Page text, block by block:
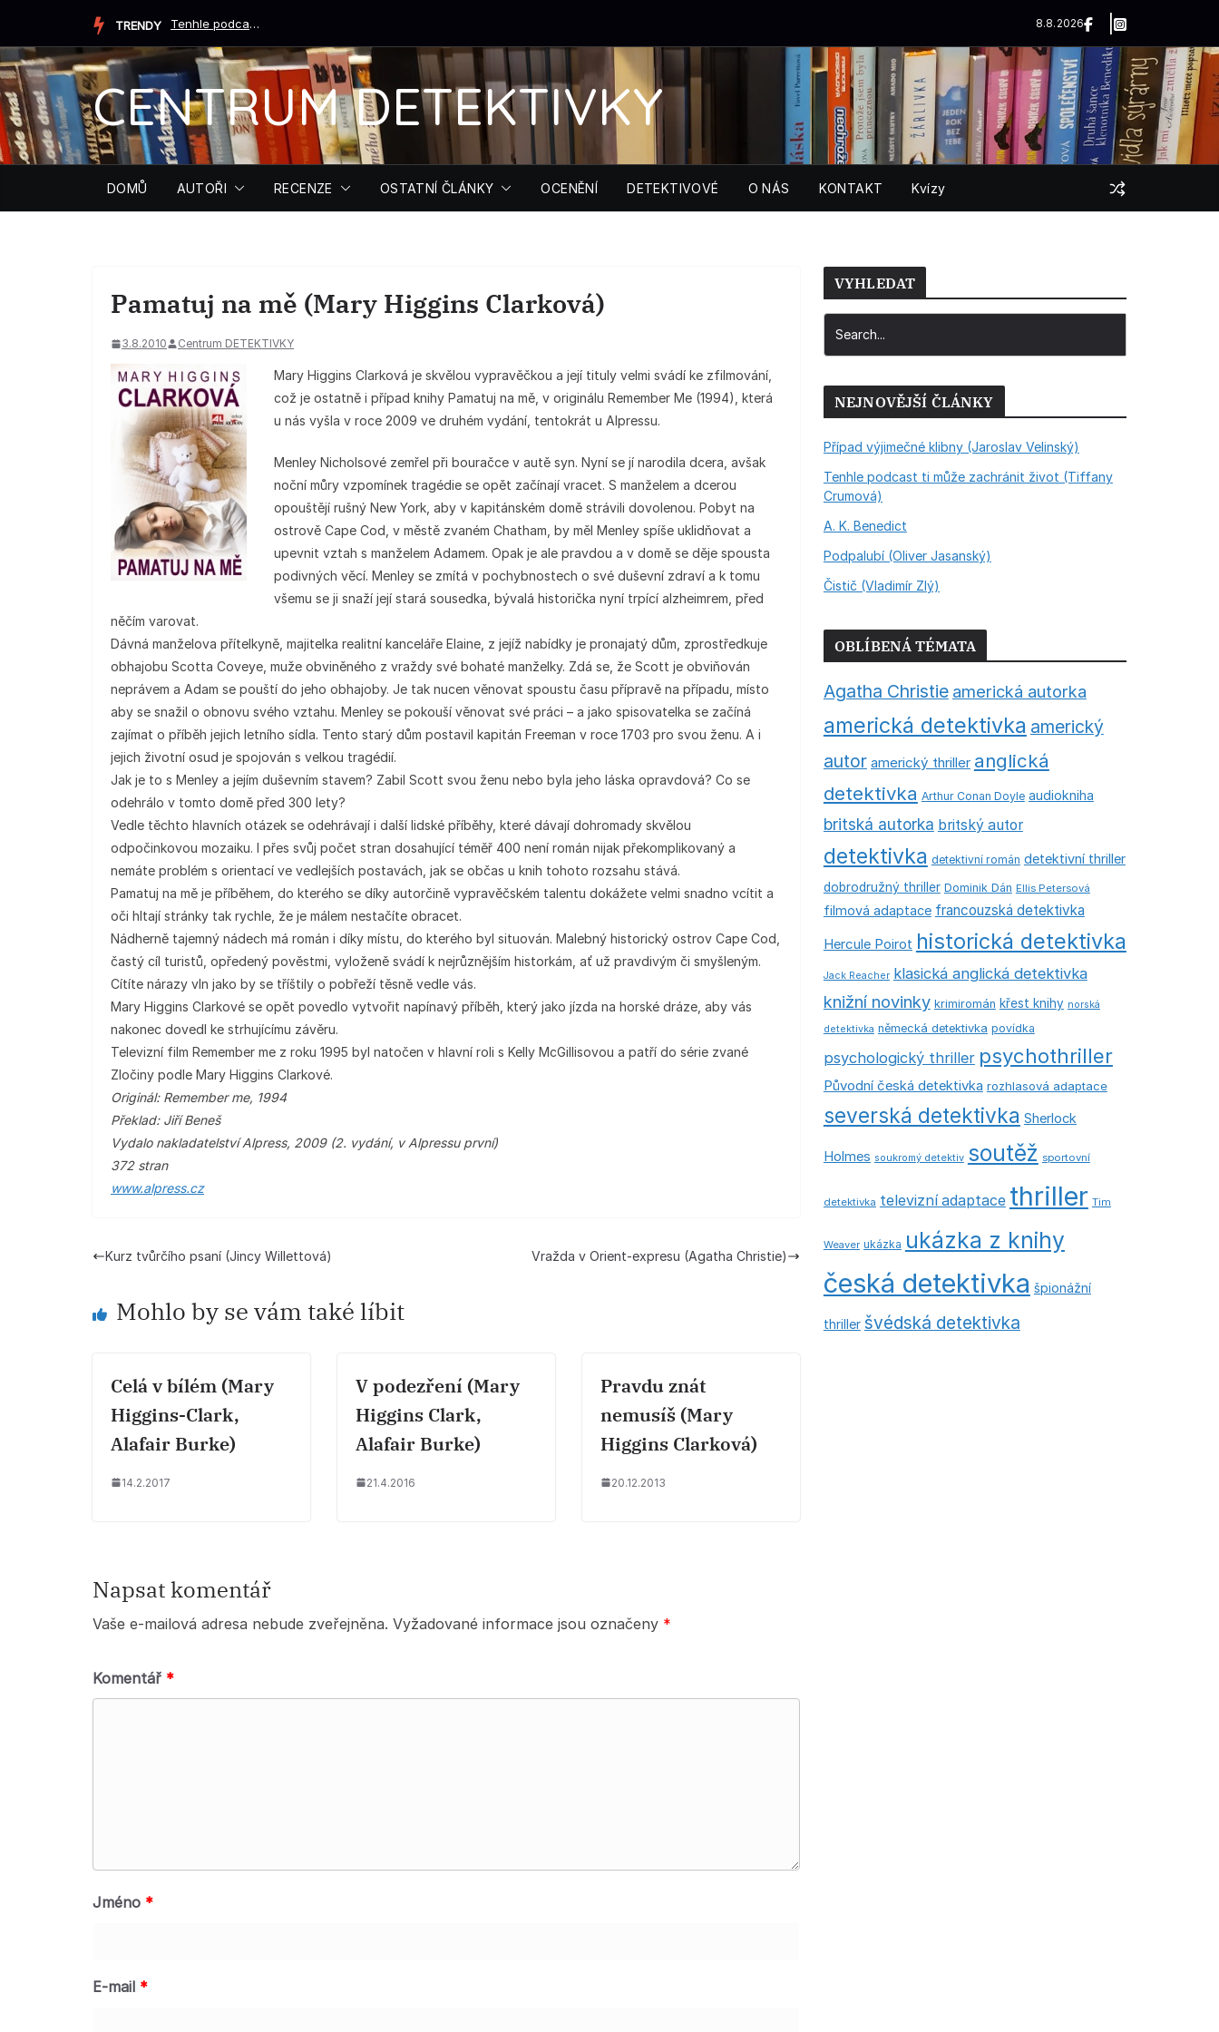
obsah
TRENDY Tenhle podcast ti může zachránit život (Tiffany Crumová... 8.8.2026
CENTRUM DETEKTIVKY
DOMŮ AUTOŘI RECENZE OSTATNÍ ČLÁNKY OCENĚNÍ DETEKTIVOVÉ O NÁS KONTAKT Kvízy
Pamatuj na mě (Mary Higgins Clarková)
3.8.2010 Centrum DETEKTIVKY
Mary Higgins Clarková je skvělou vypravěčkou a její tituly velmi svádí ke zfilmování,
což je ostatně i případ knihy Pamatuj na mě, v originálu Remember Me (1994), která
u nás vyšla v roce 2009 ve druhém vydání, tentokrát u Alpressu.
Menley Nicholsové zemřel při bouračce v autě syn. Nyní se jí narodila dcera, avšak
noční můry vzpomínek tragédie se opět začínají vracet. S manželem a dcerou
opouštějí rušný New York, aby v kapitánském domě strávili dovolenou. Pobyt na
ostrově Cape Cod, v městě zvaném Chatham, by měl Menley spíše uklidňovat a
upevnit vztah s manželem Adamem. Opak je ale pravdou a v domě se děje spousta
podivných věcí. Menley se zmítá v pochybnostech o své duševní zdraví a k tomu
všemu se ji snaží její stará sousedka, bývalá historička nyní trpící alzheimrem, před
něčím varovat.
Dávná manželova přítelkyně, majitelka realitní kanceláře Elaine, z jejíž nabídky je pronajatý dům, zprostředkuje
obhajobu Scotta Coveye, muže obviněného z vraždy své bohaté manželky. Zdá se, že Scott je obviňován
neprávem a Adam se pouští do jeho obhajoby. Je tak nucen věnovat spoustu času přípravě na případu, místo
aby se snažil o obnovu svého vztahu. Menley se pokouší věnovat své práci – a jako spisovatelka se začíná
zajímat o příběh jejich letního sídla. Tento starý dům postavil kapitán Freeman v roce 1703 pro svou ženu. A i
jejich životní osud je spojován s velkou tragédií.
Jak je to s Menley a jejím duševním stavem? Zabil Scott svou ženu nebo byla jeho láska opravdová? Co se
odehrálo v tomto domě před 300 lety?
Vedle těchto hlavních otázek se odehrávají i další lidské příběhy, které dávají dohromady skvělou
odpočinkovou mozaiku. I přes svůj počet stran dosahující téměř 400 není román nijak překomplikovaný a
nemáte problém s orientací ve vedlejších postavách, jak se občas u knih tohoto rozsahu stává.
Pamatuj na mě je příběhem, do kterého se díky autorčině vypravěčském talentu dokážete velmi snadno vcítit a
oči hltají stránky tak rychle, že je málem nestačíte obracet.
Nádherně tajemný nádech má román i díky místu, do kterého byl situován. Malebný historický ostrov Cape Cod,
častý cíl turistů, opředený pověstmi, vyloženě svádí k nejrůznějším historkám, ať už pravdivým či smyšleným.
Cítíte nárazy vln jako by se tříštily o pobřeží těsně vedle vás.
Mary Higgins Clarkové se opět povedlo vytvořit napínavý příběh, který jako jízda na horské dráze, aby vás
nakonec dovedl ke strhujícímu závěru.
Televizní film Remember me z roku 1995 byl natočen v hlavní roli s Kelly McGillisovou a patří do série zvané
Zločiny podle Mary Higgins Clarkové.
Originál: Remember me, 1994
Překlad: Jiří Beneš
Vydalo nakladatelství Alpress, 2009 (2. vydání, v Alpressu první)
372 stran
www.alpress.cz
Kurz tvůrčího psaní (Jincy Willettová) Vražda v Orient-expresu (Agatha Christie)
Mohlo by se vám také líbit
Celá v bílém (Mary
Higgins-Clark,
Alafair Burke)
14.2.2017
V podezření (Mary
Higgins Clark,
Alafair Burke)
21.4.2016
Pravdu znát
nemusíš (Mary
Higgins Clarková)
20.12.2013
Napsat komentář
Vaše e-mailová adresa nebude zveřejněna. Vyžadované informace jsou označeny *
Komentář *
Jméno *
E-mail *
VYHLEDAT
NEJNOVĚJŠÍ ČLÁNKY
Případ výjimečné klibny (Jaroslav Velinský)
Tenhle podcast ti může zachránit život (Tiffany
Crumová)
A. K. Benedict
Podpalubí (Oliver Jasanský)
Čistič (Vladimír Zlý)
OBLÍBENÁ TÉMATA
Agatha Christie americká autorka
americká detektivka americký
autor americký thriller anglická
detektivka Arthur Conan Doyle audiokniha
britská autorka britský autor
detektivka detektivní román detektivní thriller
dobrodružný thriller Dominik Dán Ellis Petersová
filmová adaptace francouzská detektivka
Hercule Poirot historická detektivka
Jack Reacher klasická anglická detektivka
knižní novinky krimiromán křest knihy norská
detektivka německá detektivka povídka
psychologický thriller psychothriller
Původní česká detektivka rozhlasová adaptace
severská detektivka Sherlock
Holmes soukromý detektiv soutěž sportovní
detektivka televizní adaptace thriller Tim
Weaver ukázka ukázka z knihy
česká detektivka špionážní
thriller švédská detektivka